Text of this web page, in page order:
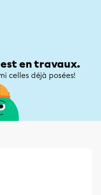
est en travaux.
celles déjà posées!